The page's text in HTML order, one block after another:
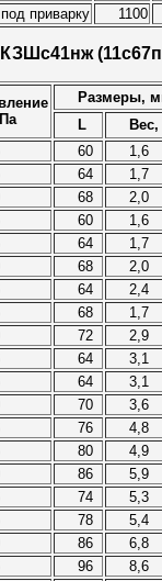
под приварку 1100
КЗШс41нж
Размеры,
L
Вес,
60
1,6
64
1,7
68 2,0
60
1,6
64
1,7
68 2,0
64
2,4
68
1,7
72 2,9
64
3,1
64
3,1
70 3,6
76
4,8
80
4,9
86 5,9
74
5,3
78
5,4
86 6,8
96
8,6